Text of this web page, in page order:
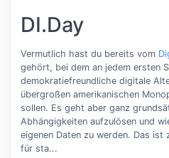
DI.Day
Vermutlich hast du bereits vom
gehört, bei dem an jedem ersten
demokratiefreundliche digitale
übergroßen amerikanischen
sollen. Es geht aber ganz
Abhängigkeiten aufzulösen und
eigenen Daten zu werden. Das ist
für sta...